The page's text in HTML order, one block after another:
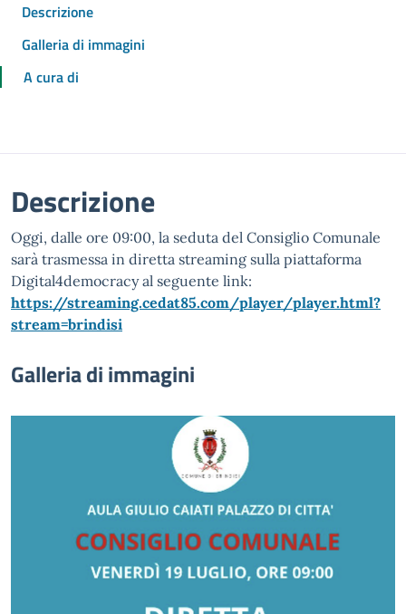
Descrizione
Galleria di immagini
A cura di
Descrizione
Oggi, dalle ore 09:00, la seduta del Consiglio Comunale
sarà trasmessa in diretta streaming sulla piattaforma
Digital4democracy al seguente link:
https://streaming.cedat85.com/player/player.html?
stream=brindisi
Galleria di immagini